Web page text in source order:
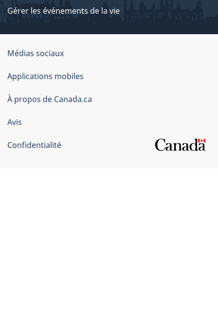
Gérer les événements de la vie
Organisation
du
gouvernement
du
Canada
Médias sociaux
Applications mobiles
À propos de Canada.ca
Avis
Confidentialité